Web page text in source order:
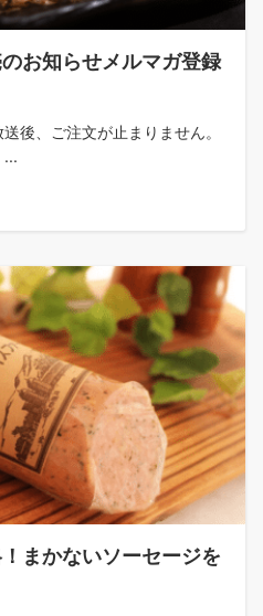
お知らせメルマガ登録
後、ご注文が止まりません。
...
まかないソーセージを